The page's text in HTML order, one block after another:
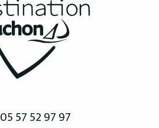
05 57 52 97 97